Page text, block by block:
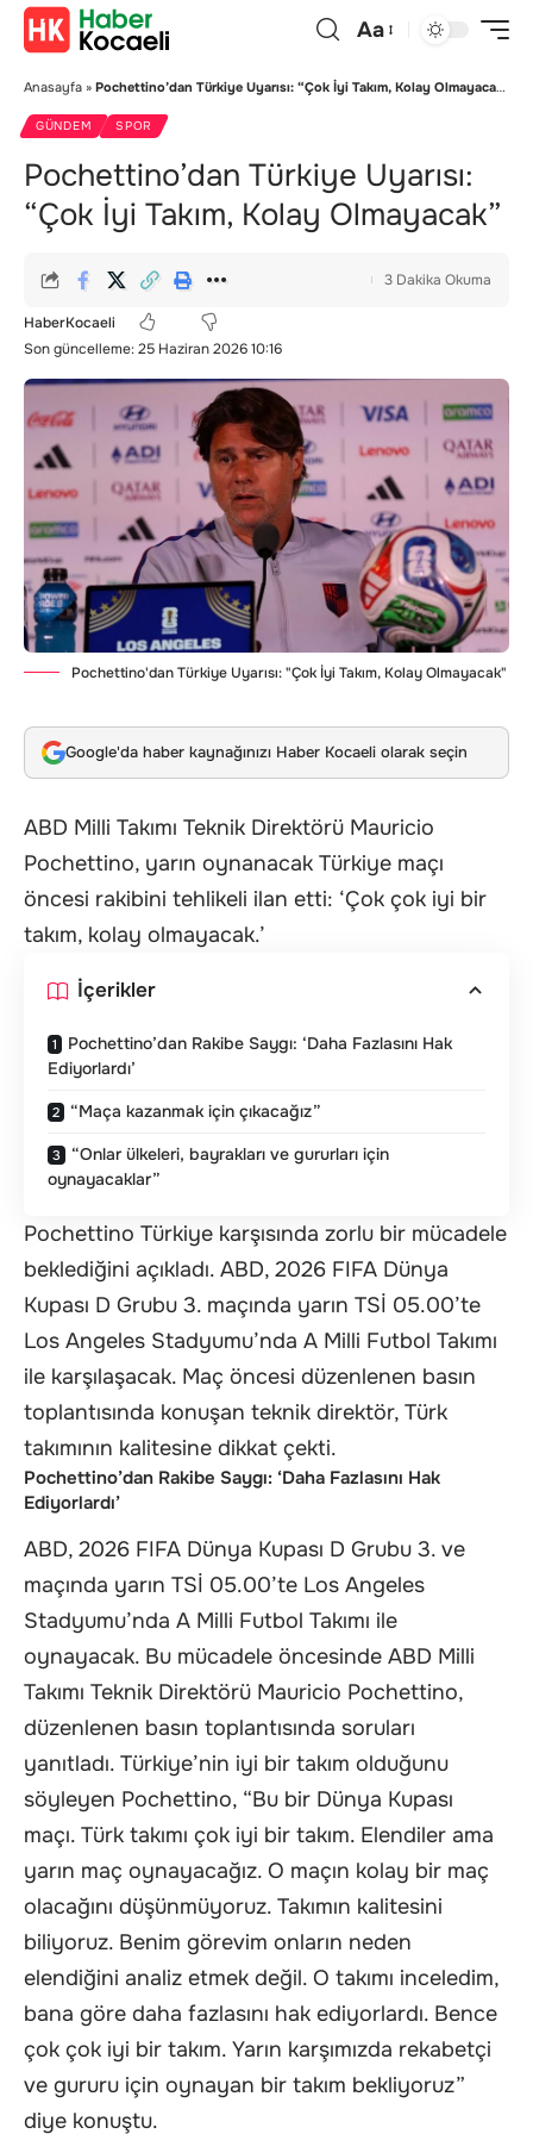
Aa
Anasayfa » Pochettino’dan Türkiye Uyarısı: “Çok İyi Takım, Kolay Olmayacak”
GÜNDEM SPOR
Pochettino’dan Türkiye Uyarısı:
“Çok İyi Takım, Kolay Olmayacak”
Son güncelleme: 25 Haziran 2026 10:16
HaberKocaeli
3 Dakika Okuma
Pochettino'dan Türkiye Uyarısı: "Çok İyi Takım, Kolay Olmayacak"
Google'da haber kaynağınızı Haber Kocaeli olarak seçin
ABD Milli Takımı Teknik Direktörü Mauricio
Pochettino, yarın oynanacak Türkiye maçı
öncesi rakibini tehlikeli ilan etti: ‘Çok çok iyi bir
takım, kolay olmayacak.’
İçerikler
Pochettino’dan Rakibe Saygı: ‘Daha Fazlasını Hak
Ediyorlardı’
“Maça kazanmak için çıkacağız”
“Onlar ülkeleri, bayrakları ve gururları için
oynayacaklar”
Pochettino Türkiye karşısında zorlu bir mücadele
beklediğini açıkladı. ABD, 2026 FIFA Dünya
Kupası D Grubu 3. maçında yarın TSİ 05.00’te
Los Angeles Stadyumu’nda A Milli Futbol Takımı
ile karşılaşacak. Maç öncesi düzenlenen basın
toplantısında konuşan teknik direktör, Türk
takımının kalitesine dikkat çekti.
Pochettino’dan Rakibe Saygı: ‘Daha Fazlasını Hak
Ediyorlardı’
ABD, 2026 FIFA Dünya Kupası D Grubu 3. ve
maçında yarın TSİ 05.00’te Los Angeles
Stadyumu’nda A Milli Futbol Takımı ile
oynayacak. Bu mücadele öncesinde ABD Milli
Takımı Teknik Direktörü Mauricio Pochettino,
düzenlenen basın toplantısında soruları
yanıtladı. Türkiye’nin iyi bir takım olduğunu
söyleyen Pochettino, “Bu bir Dünya Kupası
maçı. Türk takımı çok iyi bir takım. Elendiler ama
yarın maç oynayacağız. O maçın kolay bir maç
olacağını düşünmüyoruz. Takımın kalitesini
biliyoruz. Benim görevim onların neden
elendiğini analiz etmek değil. O takımı inceledim,
bana göre daha fazlasını hak ediyorlardı. Bence
çok çok iyi bir takım. Yarın karşımızda rekabetçi
ve gururu için oynayan bir takım bekliyoruz”
diye konuştu.